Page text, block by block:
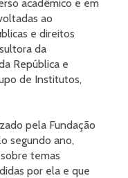
acadêmico e em
ao
e direitos
da
República e
de Institutos,
pela Fundação
segundo ano,
temas
por ela e que